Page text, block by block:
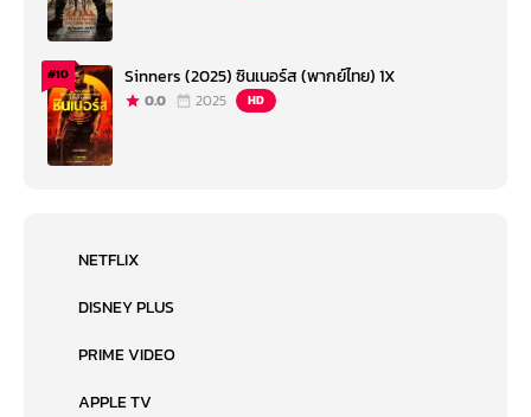
#10 Sinners (2025) ซินเนอร์ส (พากย์ไทย) 1X
0.0 2025 HD
NETFLIX
DISNEY PLUS
PRIME VIDEO
APPLE TV